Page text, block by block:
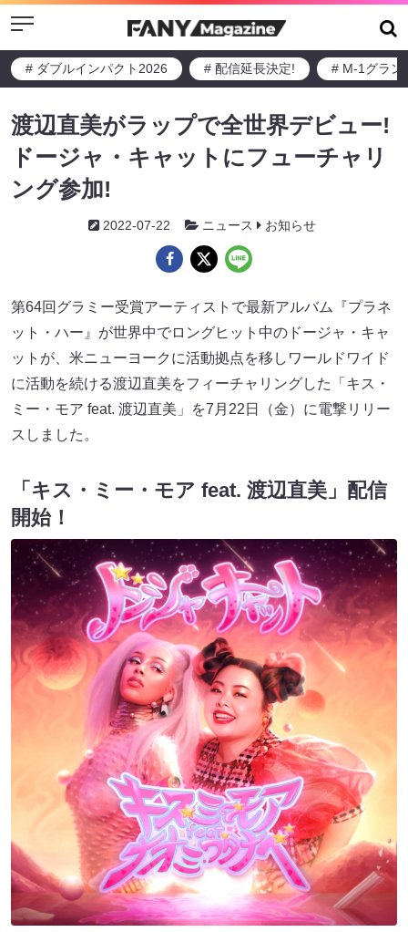
Menu
# ダブルインパクト2026 # 配信延長決定! # M-1グラン
渡辺直美がラップで全世界デビュー!
ドージャ・キャットにフューチャリ
ング参加!
2022-07-22 ニュース お知らせ
第64回グラミー受賞アーティストで最新アルバム『プラネ
ット・ハー』が世界中でロングヒット中のドージャ・キャ
ットが、⽶ニューヨークに活動拠点を移しワールドワイド
に活動を続ける渡辺直美をフィーチャリングした「キス・
ミー・モア feat. 渡辺直美」を7⽉22⽇（⾦）に電撃リリー
スしました。
「キス・ミー・モア feat. 渡辺直美」配信
開始！